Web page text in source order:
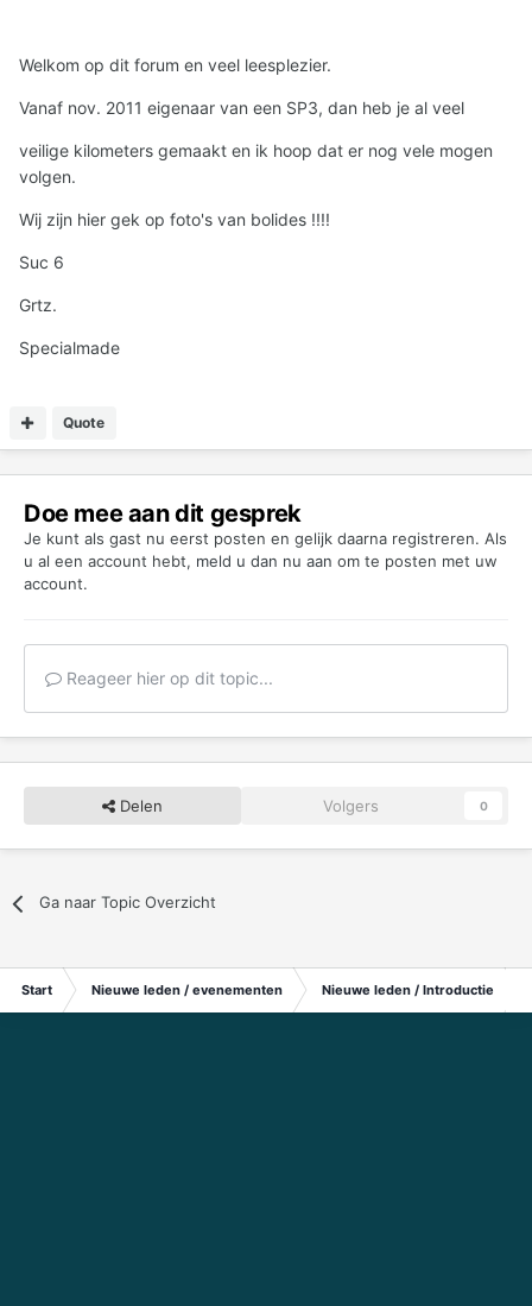
Welkom op dit forum en veel leesplezier.
Vanaf nov. 2011 eigenaar van een SP3, dan heb je al veel
veilige kilometers gemaakt en ik hoop dat er nog vele mogen
volgen.
Wij zijn hier gek op foto's van bolides !!!!
Suc 6
Grtz.
Specialmade
Quote
Doe mee aan dit gesprek
Je kunt als gast nu eerst posten en gelijk daarna registreren. Als
u al een account hebt, meld u dan nu aan om te posten met uw
account.
Reageer hier op dit topic...
Delen Volgers 0
Ga naar Topic Overzicht
Start Nieuwe leden / evenementen Nieuwe leden / Introductie